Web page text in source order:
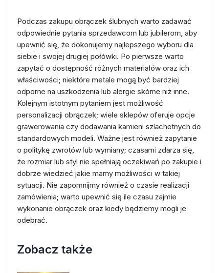
Podczas zakupu obrączek ślubnych warto zadawać
odpowiednie pytania sprzedawcom lub jubilerom, aby
upewnić się, że dokonujemy najlepszego wyboru dla
siebie i swojej drugiej połówki. Po pierwsze warto
zapytać o dostępność różnych materiałów oraz ich
właściwości; niektóre metale mogą być bardziej
odporne na uszkodzenia lub alergie skórne niż inne.
Kolejnym istotnym pytaniem jest możliwość
personalizacji obrączek; wiele sklepów oferuje opcje
grawerowania czy dodawania kamieni szlachetnych do
standardowych modeli. Ważne jest również zapytanie
o politykę zwrotów lub wymiany; czasami zdarza się,
że rozmiar lub styl nie spełniają oczekiwań po zakupie i
dobrze wiedzieć jakie mamy możliwości w takiej
sytuacji. Nie zapomnijmy również o czasie realizacji
zamówienia; warto upewnić się ile czasu zajmie
wykonanie obrączek oraz kiedy będziemy mogli je
odebrać.
Zobacz także